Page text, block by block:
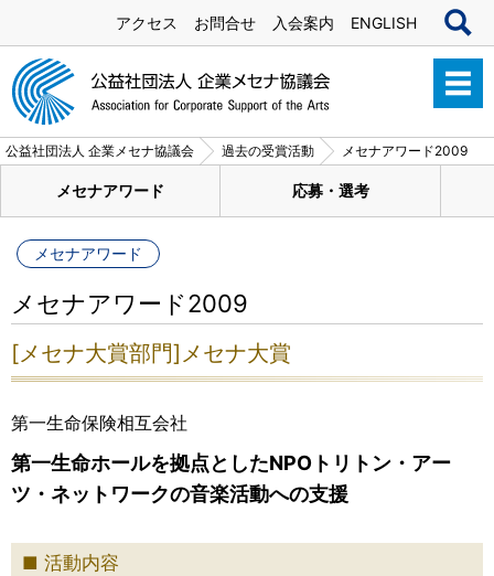
アクセス お問合せ 入会案内 ENGLISH
公益社団法人 企業メセナ協議会 過去の受賞活動 メセナアワード2009
メセナアワード 応募・選考
メセナアワード
メセナアワード2009
[メセナ大賞部門]メセナ大賞
第一生命保険相互会社
第一生命ホールを拠点としたNPOトリトン・アー
ツ・ネットワークの音楽活動への支援
活動内容